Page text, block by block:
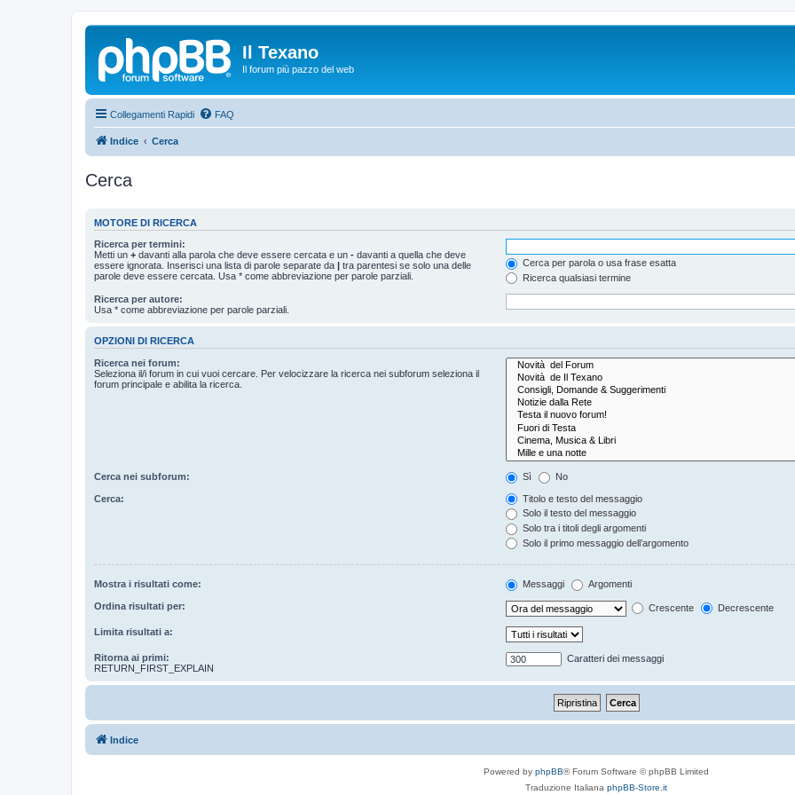
Il Texano
Il forum più pazzo del web
Collegamenti Rapidi FAQ
Indice Cerca
Cerca
MOTORE DI RICERCA
Ricerca per termini:
Metti un + davanti alla parola che deve essere cercata e un - davanti a quella che deve
essere ignorata. Inserisci una lista di parole separate da | tra parentesi se solo una delle
parole deve essere cercata. Usa * come abbreviazione per parole parziali.
Cerca per parola o usa frase esatta
Ricerca qualsiasi termine
Ricerca per autore:
Usa * come abbreviazione per parole parziali.
OPZIONI DI RICERCA
Ricerca nei forum:
Seleziona il/i forum in cui vuoi cercare. Per velocizzare la ricerca nei subforum seleziona il
forum principale e abilita la ricerca.
Cerca nei subforum: Sì No
Cerca:
Titolo e testo del messaggio
Solo il testo del messaggio
Solo tra i titoli degli argomenti
Solo il primo messaggio dell’argomento
Mostra i risultati come: Messaggi Argomenti
Ordina risultati per: Crescente Decrescente
Limita risultati a:
Ritorna ai primi:
RETURN_FIRST_EXPLAIN
Caratteri dei messaggi
Indice
Powered by phpBB® Forum Software © phpBB Limited
Traduzione Italiana phpBB-Store.it